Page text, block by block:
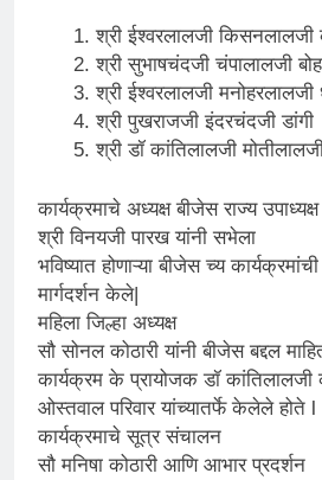
श्री ईश्वरलालजी किसनलालजी
श्री सुभाषचंदजी चंपालालजी
श्री ईश्वरलालजी मनोहरलालजी
श्री पुखराजजी इंदरचंदजी डांगी
श्री डॉ कांतिलालजी
कार्यक्रमाचे अध्यक्ष बीजेस राज्य उपाध्यक्ष
श्री विनयजी पारख यांनी सभेला
भविष्यात होणाऱ्या बीजेस च्य
मार्गदर्शन केले|
महिला जिल्हा अध्यक्ष
सौ सोनल कोठारी यांनी बीजेस बद्दल
कार्यक्रम के प्रायोजक डॉ
ओस्तवाल परिवार यांच्यातर्फे केलेले होते l
कार्यक्रमाचे सूत्र संचालन
सौ मनिषा कोठारी आणि आभार प्रदर्शन